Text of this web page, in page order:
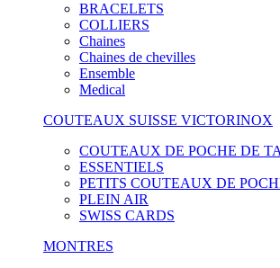
BRACELETS
COLLIERS
Chaines
Chaines de chevilles
Ensemble
Medical
COUTEAUX SUISSE VICTORINOX
COUTEAUX DE POCHE DE
ESSENTIELS
PETITS COUTEAUX DE
PLEIN AIR
SWISS CARDS
MONTRES